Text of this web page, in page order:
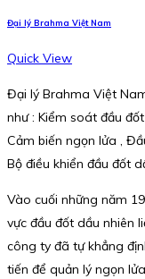
Đại lý Brahma Việt Nam
Quick View
Đại lý Brahma Việt
như : Kiểm soát đầu
Cảm biến ngọn lửa ,
Bộ điều khiển đầu đốt
Vào cuối những năm
vực đầu đốt dầu nhiên
công ty đã tự khẳng
tiến để quản lý ngọn